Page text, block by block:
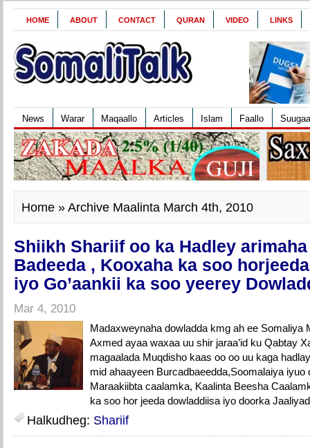
HOME ABOUT CONTACT QURAN VIDEO LINKS
News Warar Maqaallo Articles Islam Faallo
Home » Archive Maalinta March 4th, 2010
Shiikh Shariif oo ka Hadley
Badeeda , Kooxaha ka soo
iyo Go’aankii ka soo yeerey
Mar 4, 2010
Madaxweynaha dowladda kmg ah ee Somaliya
Axmed ayaa waxaa uu shir jaraa’id ku Qabtay
magaalada Muqdisho kaas oo oo uu kaga
mid ahaayeen Burcadbaeedda,Soomalaiya
Maraakiibta caalamka, Kaalinta Beesha
ka soo hor jeeda dowladdiisa iyo doorka
Halkudheg: Shariif